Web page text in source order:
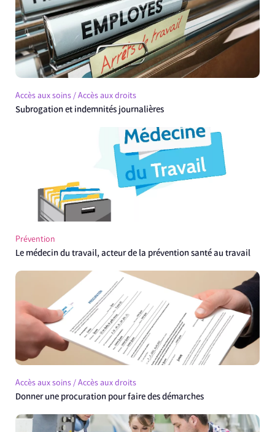
Accès aux soins / Accès aux droits
Subrogation et indemnités journalières
Prévention
Le médecin du travail, acteur de la prévention santé au travail
Accès aux soins / Accès aux droits
Donner une procuration pour faire des démarches